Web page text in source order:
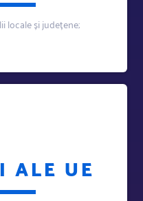
locale și județene;
ALE UE